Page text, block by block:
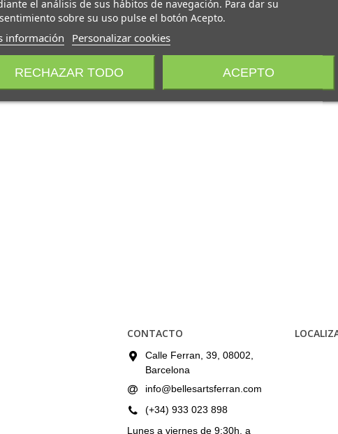
CONTACTO
Calle Ferran, 39, 08002,
Barcelona
info@bellesartsferran.com
(+34) 933 023 898
Lunes a viernes de 9:30h. a
el análisis de sus hábitos de navegación. Para dar su
sobre su uso pulse el botón Acepto.
información Personalizar cookies
RECHAZAR TODO ACEPTO